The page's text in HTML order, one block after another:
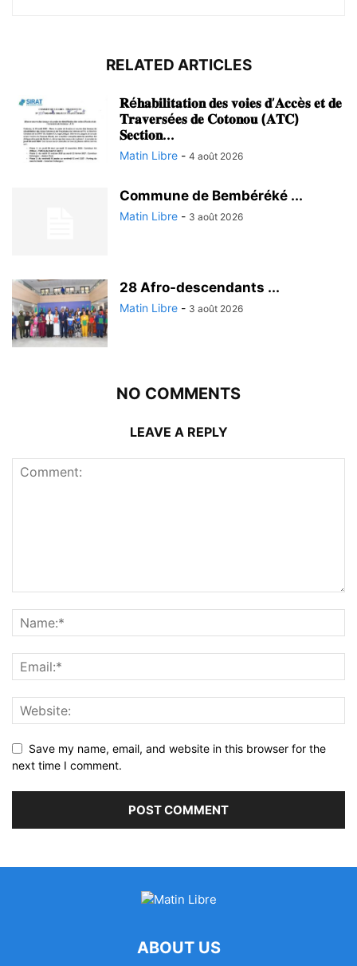
RELATED ARTICLES
𝐑é𝐡𝐚𝐛𝐢𝐥𝐢𝐭𝐚𝐭𝐢𝐨𝐧 𝐝𝐞𝐬 𝐯𝐨𝐢𝐞𝐬 𝐝’𝐀𝐜𝐜è𝐬 𝐞𝐭 𝐝𝐞
𝐓𝐫𝐚𝐯𝐞𝐫𝐬é𝐞𝐬 𝐝𝐞 𝐂𝐨𝐭𝐨𝐧𝐨𝐮 (𝐀𝐓𝐂)
𝐒𝐞𝐜𝐭𝐢𝐨𝐧...
Matin Libre - 4 août 2026
Commune de Bembéréké ...
Matin Libre - 3 août 2026
28 Afro-descendants ...
Matin Libre - 3 août 2026
NO COMMENTS
LEAVE A REPLY
Save my name, email, and website in this browser for the
next time I comment.
ABOUT US